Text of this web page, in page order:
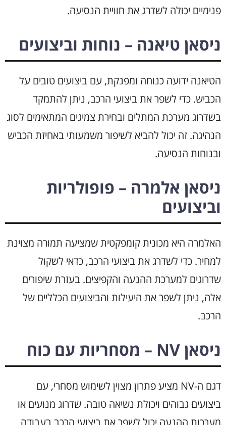
פנימיים יכולה לשדרג את חוויית הנסיעה.
ניסאן טיאנה – נוחות וביצועים
הטיאנה ידועה כנוחה ומפנקת, עם ביצועים טובים על
הכביש. כדי לשפר את ביצועי הרכב, ניתן להתמקד
בשדרוג מערכת המתלים ובחירת צמיגים המתאימים לסוג
הנהיגה. זה יכול להביא לשיפור משמעותי באחיזת הכביש
ובנוחות הנסיעה.
ניסאן אלמרה – פופולריות
וביצועים
האלמרה היא מכונית קומפקטית שמציעה תמורה מצוינת
למחיר. כדי לשדרג את ביצועי הרכב, כדאי לשקול
שדרוגים למערכת ההנעה והקפיצים. בעזרת שיפורים
אלה, ניתן לשפר את היעילות והביצועים הכלליים של
הרכב.
ניסאן NV – מסחריות עם כוח
דגם ה-NV מציע פתרון מצוין לשימוש מסחרי, עם
ביצועים גבוהים ויכולת נשיאה טובה. שדרוג מנועים או
מערכות ההנעה יכול לשפר את ביצועי הרכב בעבודה